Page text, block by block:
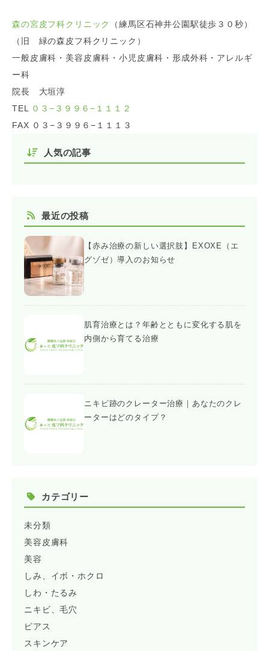
森の宮皮フ科クリニック
（練馬区石神井公園駅徒歩３０秒）
（旧 緑の森皮フ科クリニック）
一般皮膚科・美容皮膚科・小児皮膚科・形成外科・アレルギ
ー科
院長 大垣淳
TEL
０３−３９９６−１１１２
FAX ０３−３９９６−１１１３
人気の記事
最近の投稿
【赤み治療の新しい選択肢】EXOXE（エ
グゾゼ）導入のお知らせ
肌育治療とは？年齢とともに変化する肌を
内側から育てる治療
ニキビ跡のクレーター治療｜あなたのクレ
ーターはどのタイプ？
カテゴリー
未分類
美容皮膚科
美容
しみ、イボ・ホクロ
しわ・たるみ
ニキビ、毛穴
ピアス
スキンケア